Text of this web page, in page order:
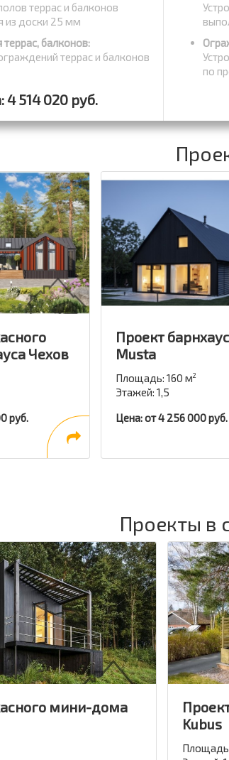
террас и балконов
из доски 25 мм
балконов:
террас и балконов
4 514 020 руб.
по
Чехов
руб.
Проект
Musta
Площадь: 160 м2
Этажей: 1,5
Цена: от 4 256 000 руб.
Проекты в
мини-дома
Kubus